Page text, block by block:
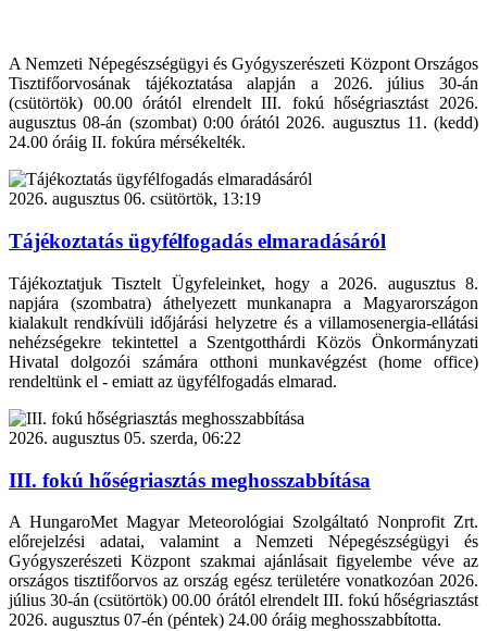
A Nemzeti Népegészségügyi és Gyógyszerészeti Központ Országos
Tisztifőorvosának tájékoztatása alapján a 2026. július 30-án
(csütörtök) 00.00 órától elrendelt III. fokú hőségriasztást 2026.
augusztus 08-án (szombat) 0:00 órától 2026. augusztus 11. (kedd)
24.00 óráig II. fokúra mérsékelték.
2026. augusztus 06. csütörtök, 13:19
Tájékoztatás ügyfélfogadás elmaradásáról
Tájékoztatjuk Tisztelt Ügyfeleinket, hogy a 2026. augusztus 8.
napjára (szombatra) áthelyezett munkanapra a Magyarországon
kialakult rendkívüli időjárási helyzetre és a villamosenergia-ellátási
nehézségekre tekintettel a Szentgotthárdi Közös Önkormányzati
Hivatal dolgozói számára otthoni munkavégzést (home office)
rendeltünk el - emiatt az ügyfélfogadás elmarad.
2026. augusztus 05. szerda, 06:22
III. fokú hőségriasztás meghosszabbítása
A HungaroMet Magyar Meteorológiai Szolgáltató Nonprofit Zrt.
előrejelzési adatai, valamint a Nemzeti Népegészségügyi és
Gyógyszerészeti Központ szakmai ajánlásait figyelembe véve az
országos tisztifőorvos az ország egész területére vonatkozóan 2026.
július 30-án (csütörtök) 00.00 órától elrendelt III. fokú hőségriasztást
2026. augusztus 07-én (péntek) 24.00 óráig meghosszabbította.